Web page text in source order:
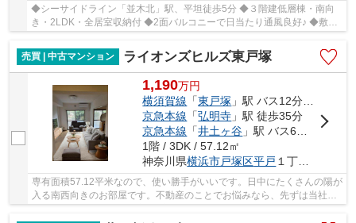
◆シーサイドライン「並木北」駅、平坦徒歩5分 ◆３階建低層棟・南向
き・2LDK・全居室収納付 ◆2面バルコニーで日当たり通風良好♪ ◆敷地
売買 | 中古マンション
ライオンズヒルズ東戸塚
1,190万円
横須賀線 「東戸塚 」駅 バス12分 「平和台」 停歩3分
京急本線 「弘明寺 」駅 徒歩35分
京急本線 「井土ヶ谷 」駅 バス6分 「引越坂」 停歩8分
1階 / 3DK / 57.12㎡
神奈川県横浜市戸塚区平戸 １丁目3-1
専有面積57.12平米なので、使い勝手がいいです。日中にたくさんの陽が
入る南西向きのお部屋です。不動産のことでお悩みなら、先ずは当社を
お尋ねください。経験豊富なプロのスタッフが...